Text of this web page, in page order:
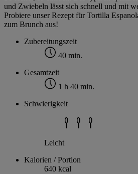
und Zwiebeln lässt sich schnell und mit
Probiere unser Rezept für Tortilla
zum Brunch aus!
Zubereitungszeit
40 min.
Gesamtzeit
1 h 40 min.
Schwierigkeit
Leicht
Kalorien / Portion
640 kcal